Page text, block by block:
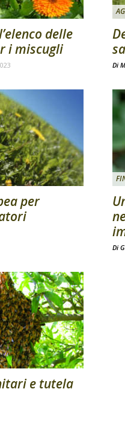
delle
i miscugli
Di
per
Di
e tutela